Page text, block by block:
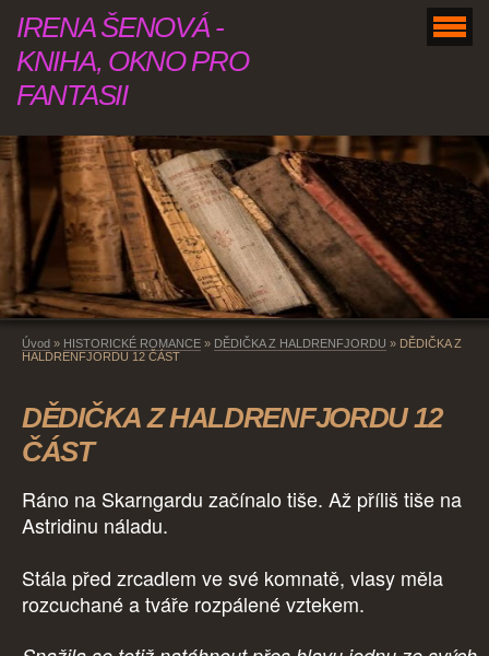
IRENA ŠENOVÁ -
KNIHA, OKNO PRO
FANTASII
Úvod » HISTORICKÉ ROMANCE » DĚDIČKA Z HALDRENFJORDU » DĚDIČKA Z
HALDRENFJORDU 12 ČÁST
DĚDIČKA Z HALDRENFJORDU 12
ČÁST
Ráno na Skarngardu začínalo tiše. Až příliš tiše na
Astridinu náladu.
Stála před zrcadlem ve své komnatě, vlasy měla
rozcuchané a tváře rozpálené vztekem.